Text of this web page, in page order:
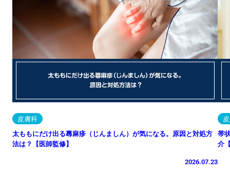
皮膚科
太ももにだけ出る蕁麻疹（じんましん）が気になる。原因と対処方
法は？【医師監修】
2026.07.23
帯
介